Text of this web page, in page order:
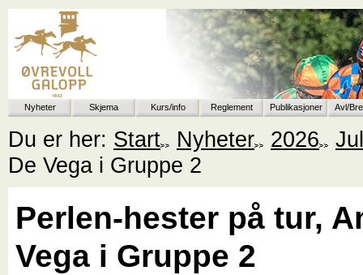
Nyheter Skjema Kurs/info Reglement Publikasjoner Avl/
Du er her: Start Nyheter 2026
De Vega i Gruppe 2
Perlen-hester på tur,
Vega i Gruppe 2